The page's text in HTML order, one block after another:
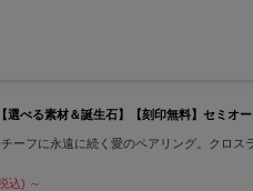
選べる素材＆誕生石】【刻印無料】セミ
ーフに永遠に続く愛のペアリング。クロ
込) ～